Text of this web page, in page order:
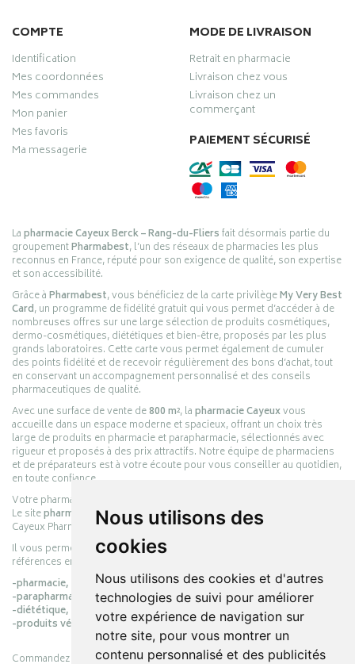
Nous utilisons des
cookies
Nous utilisons des cookies et d'autres
technologies de suivi pour améliorer
votre expérience de navigation sur
notre site, pour vous montrer un
contenu personnalisé et des publicités
COMPTE
Identification
Mes coordonnées
Mes commandes
Mon panier
Mes favoris
Ma messagerie
MODE DE LIVRAISON
Retrait en pharmacie
Livraison chez vous
Livraison chez un
commerçant
PAIEMENT SÉCURISÉ
Lapharmacie Cayeux Berck – Rang-du-Fliersfait désormais partie du
groupementPharmabest, l’un des réseaux de pharmacies les plus
reconnus en France, réputé pour son exigence de qualité, son expertise
et son accessibilité.
Grâce àPharmabest, vous bénéficiez de la carte privilègeMy Very Best
Card, un programme de fidélité gratuit qui vous permet d’accéder à de
nombreuses offres sur une large sélection de produits cosmétiques,
dermo-cosmétiques, diététiques et bien-être, proposés par les plus
grands laboratoires. Cette carte vous permet également de cumuler
des points fidélité et de recevoir régulièrement des bons d’achat, tout
en conservant un accompagnement personnalisé et des conseils
pharmaceutiques de qualité.
Avec une surface de vente de800 m², lapharmacie Cayeuxvous
accueille dans un espace moderne et spacieux, offrant un choix très
large de produits en pharmacie et parapharmacie, sélectionnés avec
rigueur et proposés à des prix attractifs. Notre équipe de pharmaciens
et de préparateurs est à votre écoute pour vous conseiller au quotidien,
en toute confiance.
Votre pharmacie en ligne :
Le sitepharmacie-cayeux.frest le prolongement digital de la pharmacie
Cayeux Pharmabest Berck-sur-Mer – Rang-du-Fliers.
Il vous permet de réaliser vos achats en ligne parmi des milliers de
références en :
-pharmacie,
-parapharmacie,
-diététique,
-produits vétérinaires.
Commandez simplement vos produits en ligne et choisissez le retrait